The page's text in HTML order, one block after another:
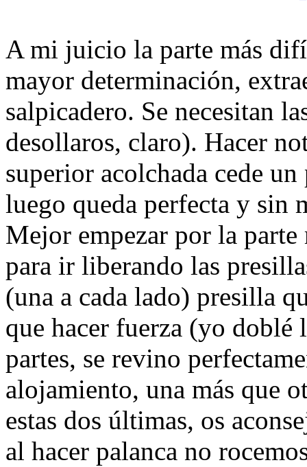
A mi juicio la parte más
mayor determinación,
salpicadero. Se necesitan
desollaros, claro). Hacer
superior acolchada cede
luego queda perfecta y sin
Mejor empezar por la parte
para ir liberando las
(una a cada lado) presilla
que hacer fuerza (yo doblé
partes, se revino
alojamiento, una más que
estas dos últimas, os
al hacer palanca no